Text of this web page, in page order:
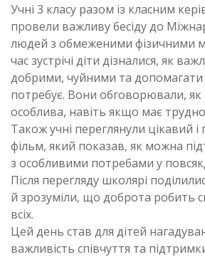
Учні 3 класу разом із класним
провели важливу бесіду до
людей з обмеженими фізичними
час зустрічі діти дізналися, як
добрими, чуйними та
потребує. Вони обговорювали,
особлива, навіть якщо має
Також учні переглянули цікавий
фільм, який показав, як можна
з особливими потребами у
Після перегляду школярі
й зрозуміли, що доброта робить
всіх.
Цей день став для дітей
важливість співчуття та